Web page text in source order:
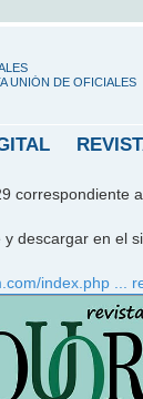
UNIÓN DE OFICIALES
correspondiente
descargar en el
index.php ...